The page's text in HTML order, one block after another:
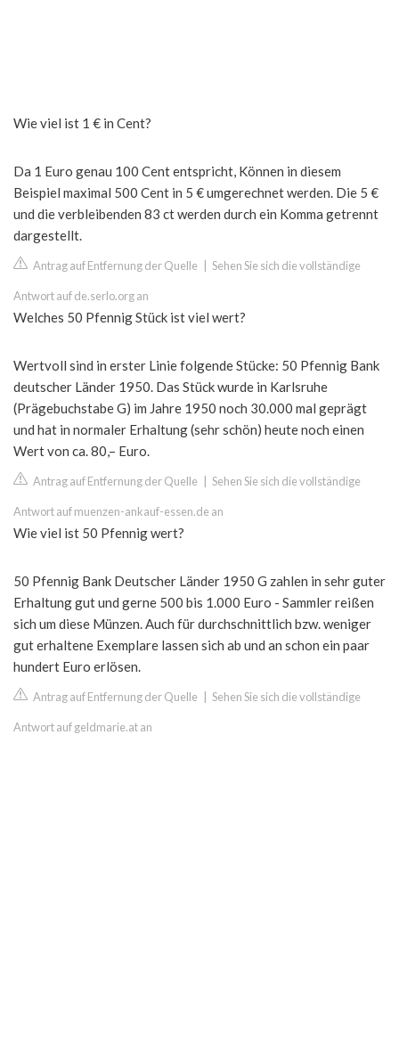
Wie viel ist 1 € in Cent?
Da 1 Euro genau 100 Cent entspricht, Können in diesem
Beispiel maximal 500 Cent in 5 € umgerechnet werden. Die 5 €
und die verbleibenden 83 ct werden durch ein Komma getrennt
dargestellt.
Antrag auf Entfernung der Quelle Sehen Sie sich die vollständige
Antwort auf de.serlo.org an
Welches 50 Pfennig Stück ist viel wert?
Wertvoll sind in erster Linie folgende Stücke: 50 Pfennig Bank
deutscher Länder 1950. Das Stück wurde in Karlsruhe
(Prägebuchstabe G) im Jahre 1950 noch 30.000 mal geprägt
und hat in normaler Erhaltung (sehr schön) heute noch einen
Wert von ca. 80,– Euro.
Antrag auf Entfernung der Quelle Sehen Sie sich die vollständige
Antwort auf muenzen-ankauf-essen.de an
Wie viel ist 50 Pfennig wert?
50 Pfennig Bank Deutscher Länder 1950 G zahlen in sehr guter
Erhaltung gut und gerne 500 bis 1.000 Euro - Sammler reißen
sich um diese Münzen. Auch für durchschnittlich bzw. weniger
gut erhaltene Exemplare lassen sich ab und an schon ein paar
hundert Euro erlösen.
Antrag auf Entfernung der Quelle Sehen Sie sich die vollständige
Antwort auf geldmarie.at an